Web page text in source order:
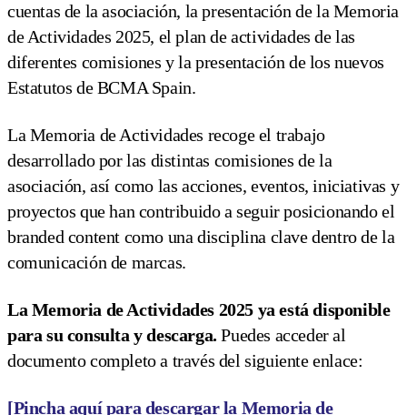
cuentas de la asociación, la presentación de la Memoria
de Actividades 2025, el plan de actividades de las
diferentes comisiones y la presentación de los nuevos
Estatutos de BCMA Spain.
La Memoria de Actividades recoge el trabajo
desarrollado por las distintas comisiones de la
asociación, así como las acciones, eventos, iniciativas y
proyectos que han contribuido a seguir posicionando el
branded content como una disciplina clave dentro de la
comunicación de marcas.
La Memoria de Actividades 2025 ya está disponible
para su consulta y descarga. Puedes acceder al
documento completo a través del siguiente enlace:
[Pincha aquí para descargar la Memoria de